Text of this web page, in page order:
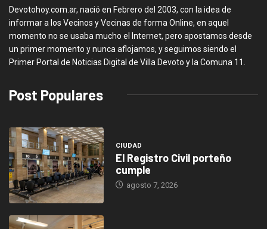
Devotohoy.com.ar, nació en Febrero del 2003, con la idea de
informar a los Vecinos y Vecinas de forma Online, en aquel
momento no se usaba mucho el Internet, pero apostamos desde
un primer momento y nunca aflojamos, y seguimos siendo el
Primer Portal de Noticias Digital de Villa Devoto y la Comuna 11.
Post Populares
CIUDAD
El Registro Civil porteño
cumple
agosto 7, 2026